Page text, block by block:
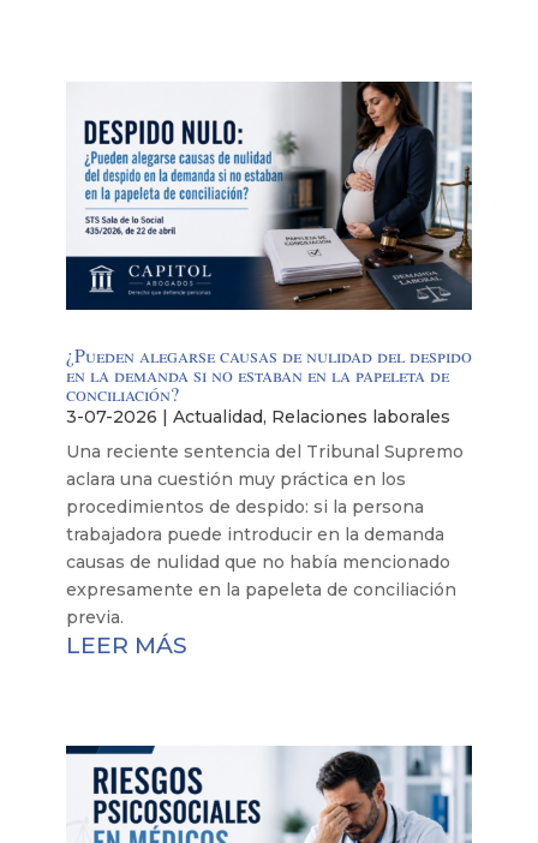
¿Pueden alegarse causas de nulidad del despido
en la demanda si no estaban en la papeleta de
conciliación?
3-07-2026 | Actualidad, Relaciones laborales
Una reciente sentencia del Tribunal Supremo
aclara una cuestión muy práctica en los
procedimientos de despido: si la persona
trabajadora puede introducir en la demanda
causas de nulidad que no había mencionado
expresamente en la papeleta de conciliación
previa.
LEER MÁS